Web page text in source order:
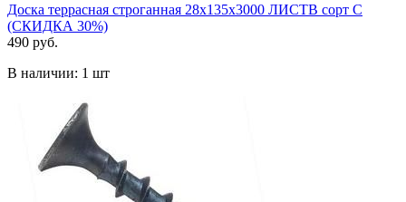
Доска террасная строганная 28х135х3000 ЛИСТВ сорт С
(СКИДКА 30%)
490 руб.
В наличии: 1 шт